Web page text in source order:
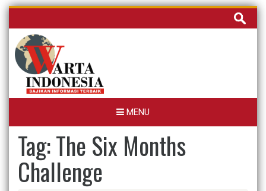
Skip
content
Cari
untuk:
MENU
Tag:The Six Months
Challenge